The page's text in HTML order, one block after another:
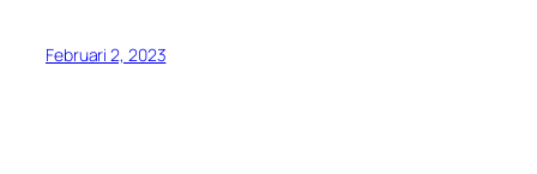
Februari 2, 2023